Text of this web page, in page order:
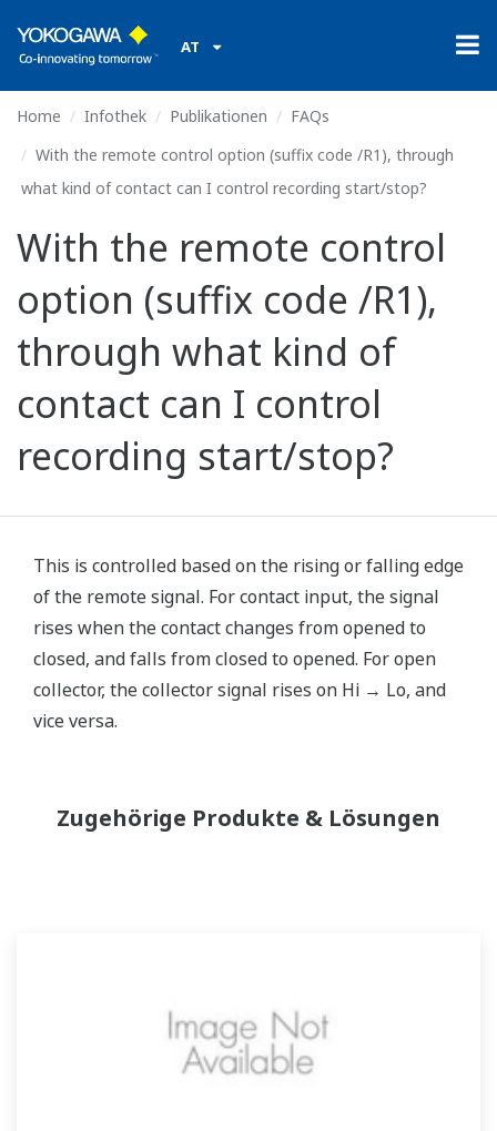
AT
Home Infothek Publikationen
FAQs
With the remote control option (suffix code /R1), through
what kind of contact can I control recording start/stop?
With the remote control
option (suffix code /R1),
through what kind of
contact can I control
recording start/stop?
This is controlled based on the rising or falling edge
of the remote signal. For contact input, the signal
rises when the contact changes from opened to
closed, and falls from closed to opened. For open
collector, the collector signal rises on Hi → Lo, and
vice versa.
Zugehörige Produkte & Lösungen